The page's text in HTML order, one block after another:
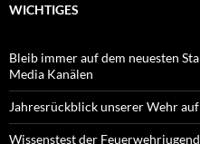
WICHTIGES
Bleib immer auf dem neuesten
Media Kanälen
Jahresrückblick unserer Wehr
Wissenstest der Feuerwehrjugend